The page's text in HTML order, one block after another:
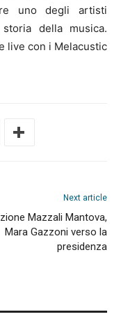
uno degli artisti
della musica.
live con i Melacustic
Next article
Mazzali Mantova,
Mara Gazzoni verso la
presidenza